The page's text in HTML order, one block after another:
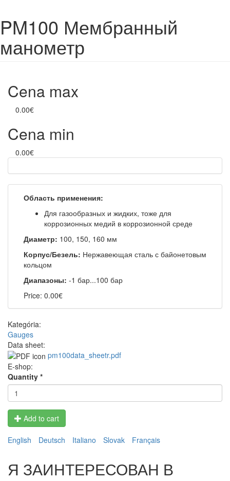
PM100 Мембранный
манометр
Cena max
0.00€
Cena min
0.00€
Область применения:
Для газообразных и жидких, тоже для
коррозионных медий в коррозионной среде
Диаметр: 100, 150, 160 мм
Корпус/Безель: Нержавеющая сталь с байонетовым
кольцом
Диапазоны: -1 бар...100 бар
Price: 0.00€
Kategória:
Gauges
Data sheet:
pm100data_sheetr.pdf
E-shop:
Quantity *
Add to cart
English Deutsch Italiano Slovak Français
Я ЗАИНТЕРЕСОВАН В